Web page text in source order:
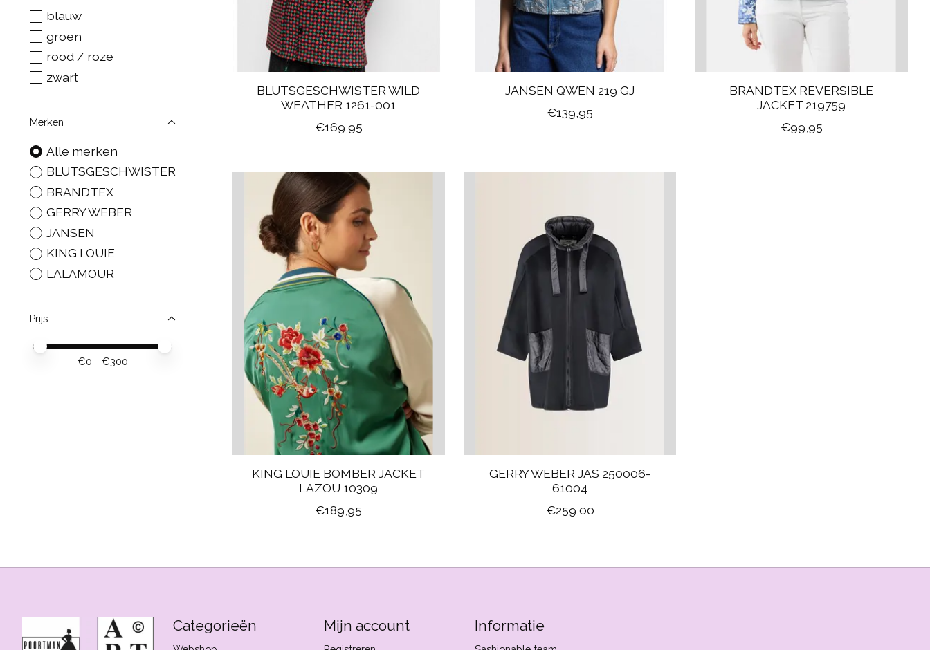
blauw
groen
rood / roze
zwart
Merken
Alle merken
BLUTSGESCHWISTER
BRANDTEX
GERRY WEBER
JANSEN
KING LOUIE
LALAMOUR
Prijs
Minimale prijswaarde
Price maximum value
€0 - €300
BLUTSGESCHWISTER WILD
WEATHER 1261-001
€169,95
JANSEN QWEN 219 GJ
€139,95
BRANDTEX REVERSIBLE
JACKET 219759
€99,95
KING LOUIE BOMBER JACKET
LAZOU 10309
€189,95
GERRY WEBER JAS 250006-
61004
€259,00
Categorieën Mijn account Informatie